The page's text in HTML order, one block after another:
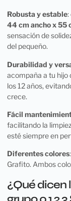
Robusta y estable:
44 cm ancho x 55
sensación de
del pequeño.
Durabilidad y
acompaña a tu
los 12 años,
crece.
Fácil
facilitando la
esté siempre en
Diferentes colores
Grafito. Ambos
¿Qué dicen